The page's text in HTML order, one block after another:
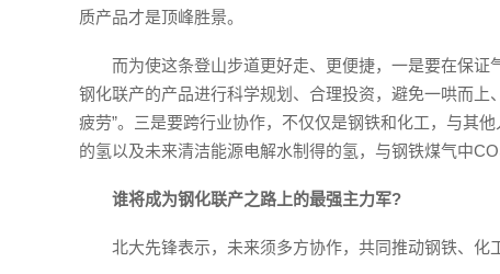
质产品才是顶峰胜景。
而为使这条登山步道更好走、更便捷，一是要在保证
钢化联产的产品进行科学规划、合理投资，避免一哄而
疲劳”。三是要跨行业协作，不仅仅是钢铁和化工，与其
的氢以及未来清洁能源电解水制得的氢，与钢铁煤气中
谁将成为钢化联产之路上的最强主力军?
北大先锋表示，未来须多方协作，共同推动钢铁、化